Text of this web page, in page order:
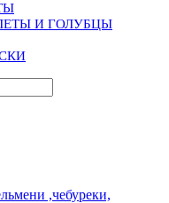
И ГОЛУБЦЫ
,чебуреки,